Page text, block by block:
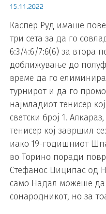
15.11.2022
Каспер Руд имаше
три сета за да го
6:3/4:6/7:6(6) за втора
доближување до
време да го
турнирот и да го
најмладиот тенисер
светски број 1.
тенисер кој завршил
иако 19-годишниот
во Торино поради
Стефанос Циципас од
само Надал можеше
сонародникот, но за